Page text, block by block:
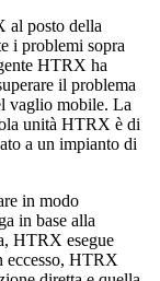
al posto della
i problemi sopra
HTRX ha
il problema
vaglio mobile. La
unità HTRX è di
a un impianto di
in modo
in base alla
HTRX esegue
eccesso, HTRX